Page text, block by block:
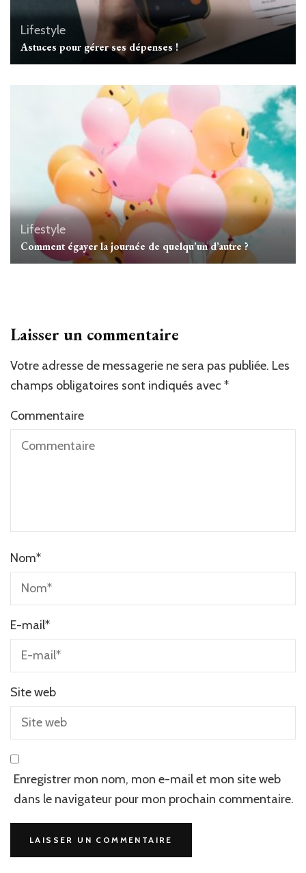
Lifestyle
Astuces pour gérer ses dépenses !
Lifestyle
Comment égayer la journée de quelqu’un d’autre ?
Laisser un commentaire
Votre adresse de messagerie ne sera pas publiée. Les
champs obligatoires sont indiqués avec *
Commentaire
Nom*
E-mail*
Site web
Enregistrer mon nom, mon e-mail et mon site web
dans le navigateur pour mon prochain commentaire.